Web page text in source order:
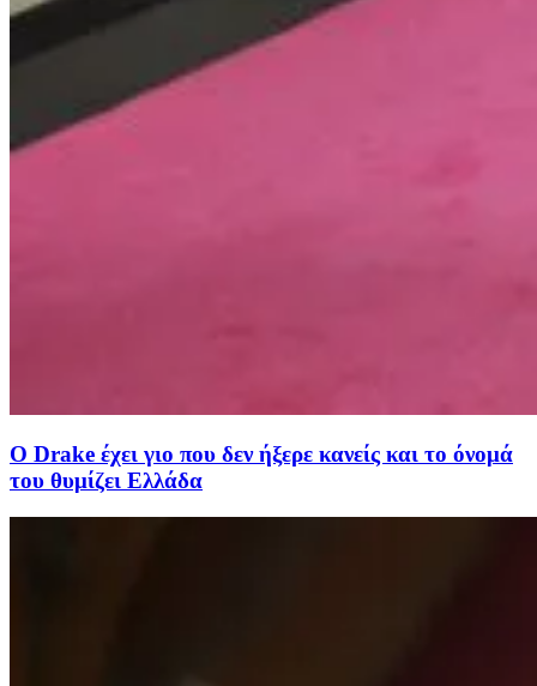
Ο Drake έχει γιο που δεν ήξερε κανείς και το όνομά
του θυμίζει Ελλάδα